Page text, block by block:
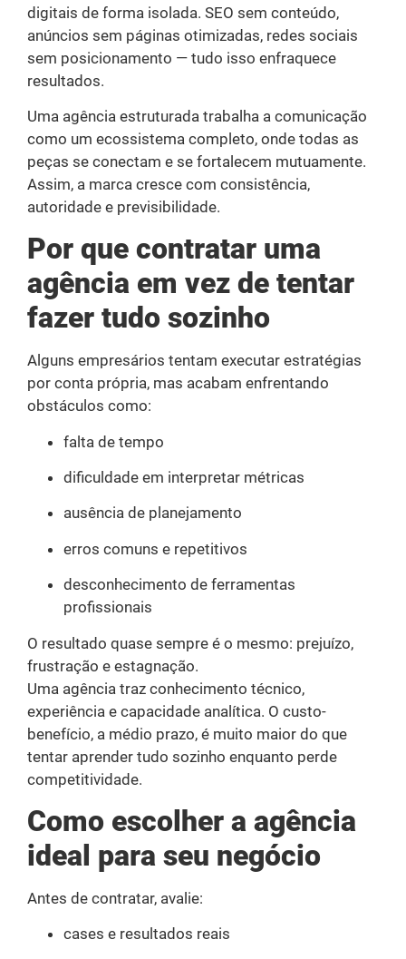
digitais de forma isolada. SEO sem conteúdo,
anúncios sem páginas otimizadas, redes sociais
sem posicionamento — tudo isso enfraquece
resultados.
Uma agência estruturada trabalha a comunicação
como um ecossistema completo, onde todas as
peças se conectam e se fortalecem mutuamente.
Assim, a marca cresce com consistência,
autoridade e previsibilidade.
Por que contratar uma
agência em vez de tentar
fazer tudo sozinho
Alguns empresários tentam executar estratégias
por conta própria, mas acabam enfrentando
obstáculos como:
falta de tempo
dificuldade em interpretar métricas
ausência de planejamento
erros comuns e repetitivos
desconhecimento de ferramentas
profissionais
O resultado quase sempre é o mesmo: prejuízo,
frustração e estagnação.
Uma agência traz conhecimento técnico,
experiência e capacidade analítica. O custo-
benefício, a médio prazo, é muito maior do que
tentar aprender tudo sozinho enquanto perde
competitividade.
Como escolher a agência
ideal para seu negócio
Antes de contratar, avalie:
cases e resultados reais